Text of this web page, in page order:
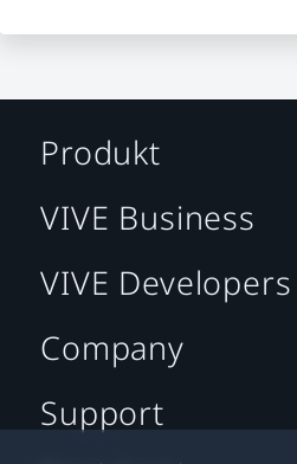
Produkt
VIVE Business
VIVE Developers
Company
Support